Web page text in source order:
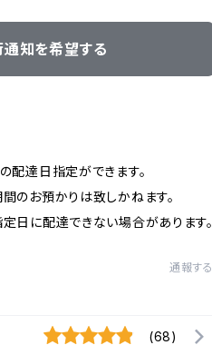
知を希望する
配達日指定ができます。
のお預かりは致しかねます。
日に配達できない場合があります。
通報する
(68)